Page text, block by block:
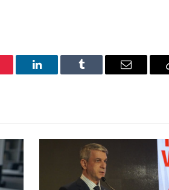
LinkedIn Tumblr Email